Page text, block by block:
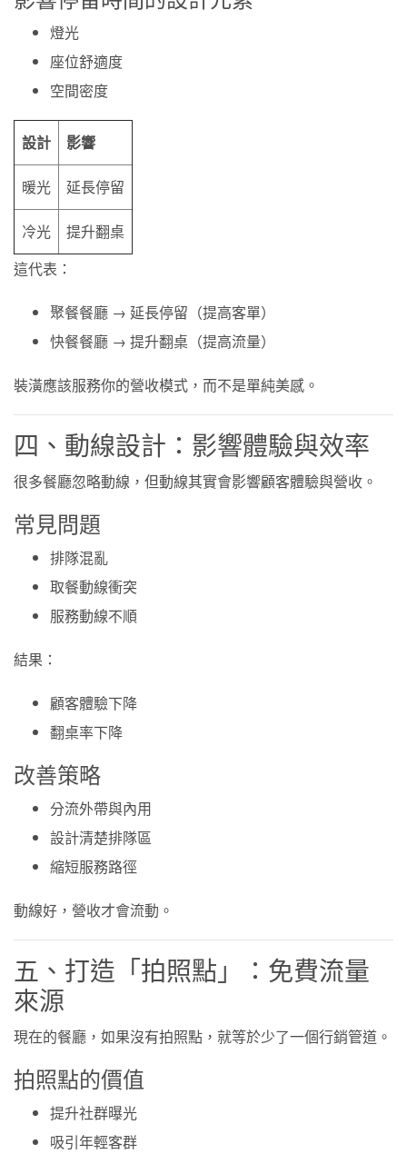
燈光
座位舒適度
空間密度
設計 影響
暖光 延長停留
冷光
提升翻桌
這代表：
聚餐餐廳 → 延長停留（提高客單）
快餐餐廳 → 提升翻桌（提高流量）
裝潢應該服務你的營收模式，而不是單純美感。
四、動線設計：影響體驗與效率
很多餐廳忽略動線，但動線其實會影響顧客體驗與營收。
常見問題
排隊混亂
取餐動線衝突
服務動線不順
結果：
顧客體驗下降
翻桌率下降
改善策略
分流外帶與內用
設計清楚排隊區
縮短服務路徑
動線好，營收才會流動。
五、打造「拍照點」：免費流量
來源
現在的餐廳，如果沒有拍照點，就等於少了一個行銷管道。
拍照點的價值
提升社群曝光
吸引年輕客群